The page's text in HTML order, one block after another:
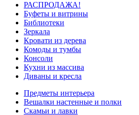
РАСПРОДАЖА!
Буфеты и витрины
Библиотеки
Зеркала
Кровати из дерева
Комоды и тумбы
Консоли
Кухни из массива
Диваны и кресла
Предметы интерьера
Вешалки настенные и полки
Скамьи и лавки